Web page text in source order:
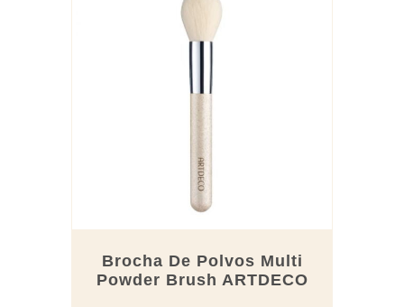
Brocha De Polvos Multi
Powder Brush ARTDECO